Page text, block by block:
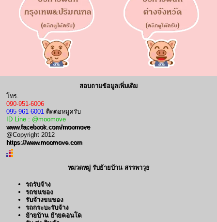
สอบถามข้อมูลเพิ่มเติม
โทร.
090-951-6006
095-961-6001 ติดต่อหมูครับ
ID Line : @moomove
www.facebook.com/moomove
@Copyright 2012
https://www.moomove.com
หมวดหมู่ รับย้ายบ้าน สรรพาวุธ
รถรับจ้าง
รถขนของ
รับจ้างขนของ
รถกระบะรับจ้าง
ย้ายบ้าน ย้ายคอนโด